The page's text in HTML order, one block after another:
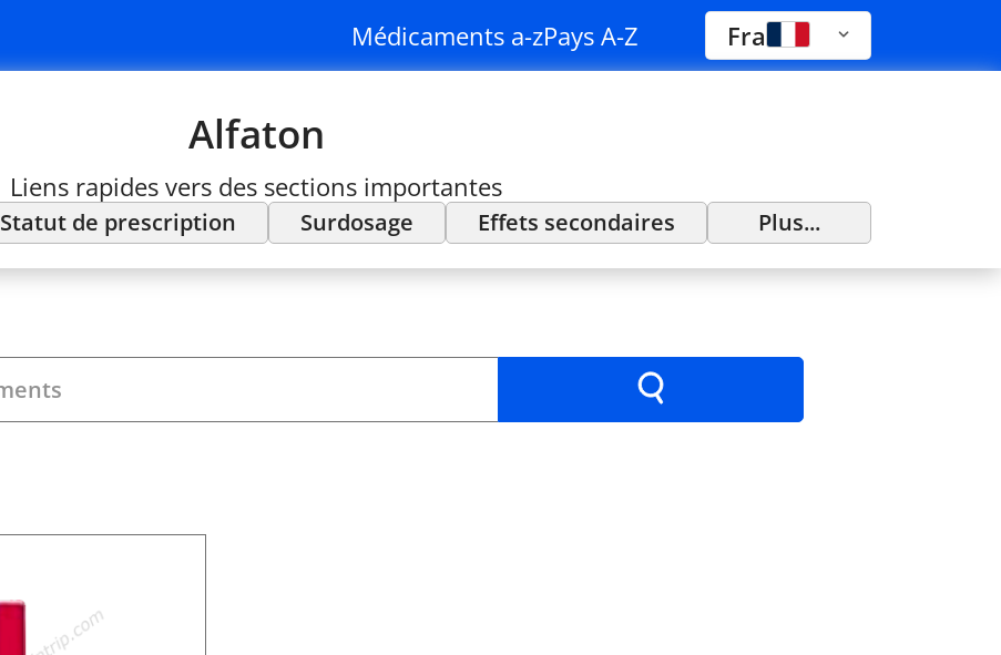
Médicaments a-zPays A-Z Fra
Alfaton
Liens rapides vers des sections importantes
Statut de prescription Surdosage Effets secondaires Plus...